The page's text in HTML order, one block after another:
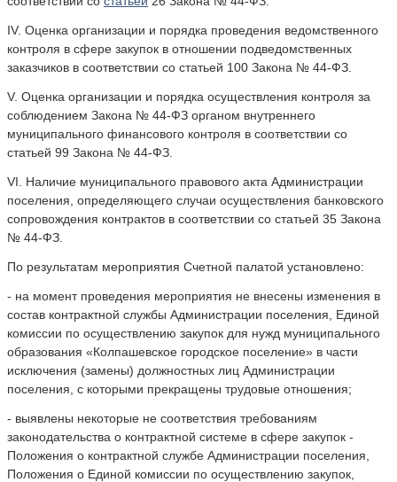
IV. Оценка организации и порядка проведения ведомственного
контроля в сфере закупок в отношении подведомственных
заказчиков в соответствии со статьей 100 Закона № 44-ФЗ.
V. Оценка организации и порядка осуществления контроля за
соблюдением Закона № 44-ФЗ органом внутреннего
муниципального финансового контроля в соответствии со
статьей 99 Закона № 44-ФЗ.
VI. Наличие муниципального правового акта Администрации
поселения, определяющего случаи осуществления банковского
сопровождения контрактов в соответствии со статьей 35 Закона
№ 44-ФЗ.
По результатам мероприятия Счетной палатой установлено:
- на момент проведения мероприятия не внесены изменения в
состав контрактной службы Администрации поселения, Единой
комиссии по осуществлению закупок для нужд муниципального
образования «Колпашевское городское поселение» в части
исключения (замены) должностных лиц Администрации
поселения, с которыми прекращены трудовые отношения;
- выявлены некоторые не соответствия требованиям
законодательства о контрактной системе в сфере закупок -
Положения о контрактной службе Администрации поселения,
Положения о Единой комиссии по осуществлению закупок,